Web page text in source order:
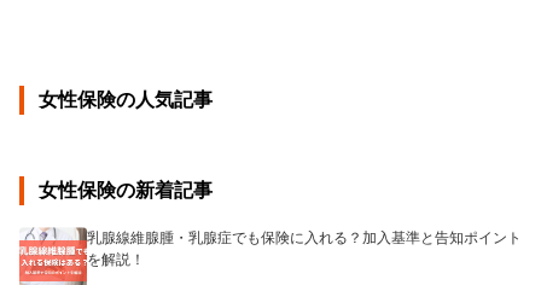
女性保険の人気記事
女性保険の新着記事
乳腺線維腺腫・乳腺症でも保険に入れる？加入基準と告知ポイント
を解説！